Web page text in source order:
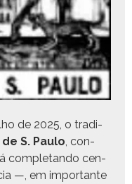
de 2025, o tradi­
S. Paulo , con­
com­ple­tan­do cen­
—, em impor­tante